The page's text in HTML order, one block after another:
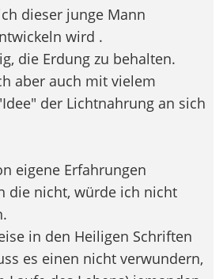
dieser junge Mann
wird .
die Erdung zu behalten.
aber auch mit vielem
der Lichtnahrung an sich
eigene Erfahrungen
die nicht, würde ich nicht
in den Heiligen Schriften
es einen nicht verwundern,